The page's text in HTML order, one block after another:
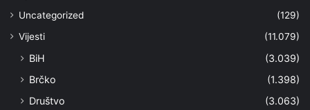
Uncategorized
(129)
Vijesti
(11.079)
BiH
(3.039)
Brčko
(1.398)
Društvo
(3.063)